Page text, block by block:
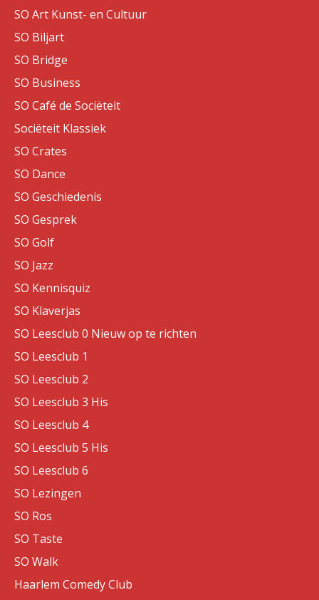
SO Art Kunst- en Cultuur
SO Biljart
SO Bridge
SO Business
SO Café de Sociëteit
Sociëteit Klassiek
SO Crates
SO Dance
SO Geschiedenis
SO Gesprek
SO Golf
SO Jazz
SO Kennisquiz
SO Klaverjas
SO Leesclub 0 Nieuw op te richten
SO Leesclub 1
SO Leesclub 2
SO Leesclub 3 His
SO Leesclub 4
SO Leesclub 5 His
SO Leesclub 6
SO Lezingen
SO Ros
SO Taste
SO Walk
Haarlem Comedy Club